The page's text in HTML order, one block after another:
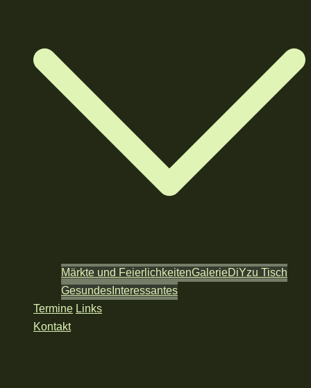
Märkte und FeierlichkeitenGalerieDiYzu Tisch
Gesundes Interessantes
Termine Links
Kontakt